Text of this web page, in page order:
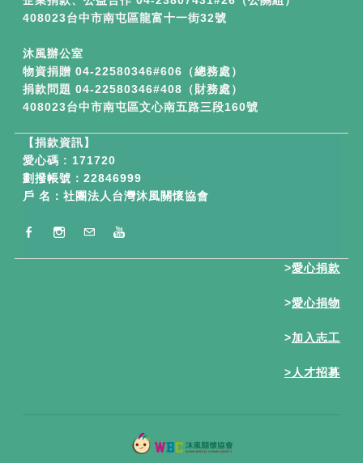
408023台中市南屯區龍富十一街32號
沐風辦公室
物資捐贈 04-22580346#606（總務處）
捐款問題 04-22580346#408（財務處）
408023台中市南屯區文心南五路三段160號
【捐款資訊】
愛心碼 : 171720
劃撥帳號：22846999
戶 名：社團法人台灣沐風關懷協會
>愛心捐款
>愛心捐物
>加入志工
>人才招募